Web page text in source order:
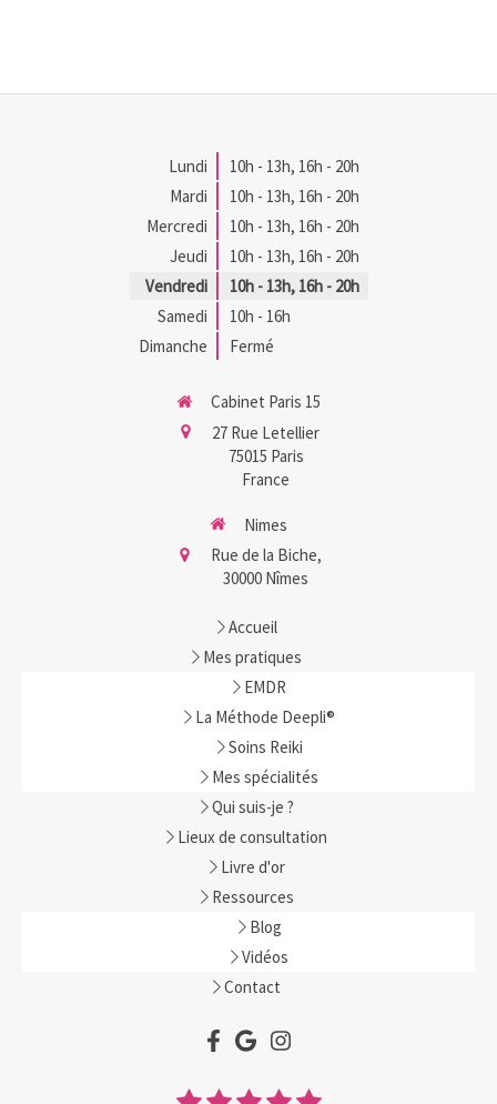
Lundi 10h - 13h, 16h - 20h
Mardi
10h - 13h, 16h - 20h
Mercredi
10h - 13h, 16h - 20h
Jeudi
10h - 13h, 16h - 20h
Vendredi
10h - 13h, 16h - 20h
Samedi
10h - 16h
Dimanche
Fermé
Cabinet Paris 15
27 Rue Letellier
75015 Paris
France
Nimes
Rue de la Biche,
30000 Nîmes
Accueil
Mes pratiques
EMDR
La Méthode Deepli®
Soins Reiki
Mes spécialités
Qui suis-je ?
Lieux de consultation
Livre d'or
Ressources
Blog
Vidéos
Contact